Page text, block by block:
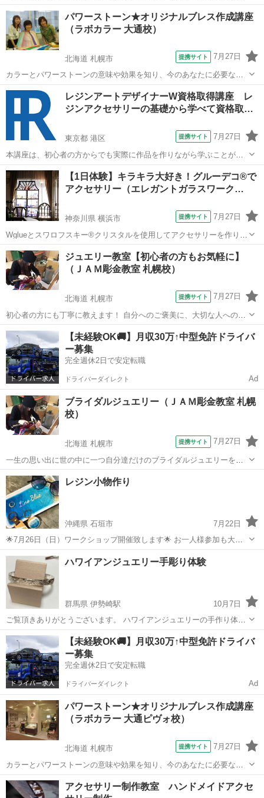
きます。自社開発の教材で初心者の方にもわかりやすい教材で丁寧に
学習を進めていくことができます。ぜひこの機会に資料請求をしてみ
てください。ビーズ以外にも多数の講座を...
東京 港区
パワーストーン★オリジナルブレス作成講座
（ラボカラー 大通校）
北海道 札幌市 提携サイト 7月27日
カラーとパワーストーンの意味や効果を知り、今のあなたに必要なパ
ワーストーンでオリジナルブレスを作成します。 仕事・恋愛・金運
UP…天然石のもつエネルギーがあなたの運勢を好転させてくれま
す！！ カラーセラピストの方の、プラ...
北海道 札幌市 彫金
レジンアートデザイナーW資格取得講座 レ
ジンアクセサリーの基礎から学べて資格取…
東京都 港区 提携サイト 7月27日
本講座は、初心者の方からでも実際に作品を作りながら学ぶことがで
きます。自社開発の教材で初心者の方にもわかりやすい教材で丁寧に
学習を進めていくことができます。ぜひこの機会に資料請求をしてみ
てください。レジン以外にも多数の講座を...
東京 港区 彫金
【1日体験】キラキラ大好き！グルーデコ®で
アクセサリー（エレガントガラスワーク…
神奈川県 横浜市 提携サイト 7月27日
Wglueとスワロフスキー®クリスタルを使用してアクセサリーを作りま
す。
神奈川 横浜市
ジュエリー教室【初心者の方もお気軽に】
（ＪＡＭ彫金教室 札幌校）
北海道 札幌市 提携サイト 7月27日
初心者の方にも丁寧に教えます！ 自分へのご褒美に、大切な人へのプ
レゼントに、自分だけのオリジナルジュエリーを製作してみません
か？ 自宅で使わなくなったジュエリーのリメイクもＯＫ！！物創りの
楽しさを体験してみてください。
北海道 札幌市 彫金
【未経験OK🚚】月収30万↑中型免許ドライバ
ー募集
完全週休2日で安定転職
ドライバーダイレクト Ad
ブライダルジュエリー（ＪＡＭ彫金教室 札幌
校）
北海道 札幌市 提携サイト 7月27日
一生の思い出に世の中に一つ自分達だけのブライダルジュエリーを製
作してみませんか？ デザインから大まかな部分をお二人で製作して頂
き、納期までに細部は責任を持って仕上げさせて頂きます。 （製作日
数はデザインによって異なりますが...
北海道 札幌市 彫金
レジン小物作り
沖縄県 石垣市
7月22日
🌟7月26日（日）ワークショップ開催致します🌟 お一人様参加も大歓
迎🤗🤗🤗！ おやつ🍘飲み物🍻ご自由に持ち込みOK🥰 楽しくおしゃべ
りしながら作品つくりしましょう🌸 ・制作品 トレー1個&ウッドキー
ホルダー1個...
沖縄 石垣市 彫金
ハワイアンジュエリー手彫り体験
群馬県 伊勢崎駅
10月7日
ご覧頂きありがとうございます。 ハワイアンジュエリーの手作り体験
が出来る工房Remix(リミックス)と申します。 ペンダント、指輪、バ
ングル（オープンタイプ） の中からお選び頂けます。 手彫りの練習を
して頂き作品に彫り...
群馬 伊勢崎市 伊勢崎駅 彫金 彫り
【未経験OK🚚】月収30万↑中型免許ドライバ
ー募集
完全週休2日で安定転職
ドライバーダイレクト Ad
パワーストーン★オリジナルブレス作成講座
（ラボカラー 大通ピヴォ校）
北海道 札幌市 提携サイト 7月27日
カラーとパワーストーンの意味や効果を知り、今のあなたに必要なパ
ワーストーンでオリジナルブレスを作成します。 仕事・恋愛・金運
UP…天然石のもつエネルギーがあなたの運勢を好転させてくれま
北海道 札幌市 彫金
アクセサリー制作教室 ハンドメイドアクセ